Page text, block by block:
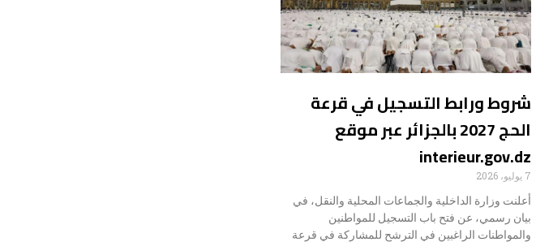
شروط ورابط التسجيل في قرعة
الحج 2027 بالجزائر عبر موقع
interieur.gov.dz
7 يوليو، 2026
أعلنت وزارة الداخلية والجماعات المحلية والنقل، في
بيان رسمي، عن فتح باب التسجيل للمواطنين
والمواطنات الراغبين في الترشح للمشاركة في قرعة